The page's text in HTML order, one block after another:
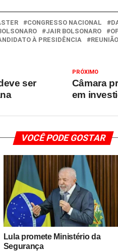
CONGRESSO NACIONAL
JAIR BOLSONARO
À PRESIDÊNCIA
PRÓXIMO
Câmara
em
ser
VOCÊ PODE GOSTAR
Lula promete Ministério da
Segurança